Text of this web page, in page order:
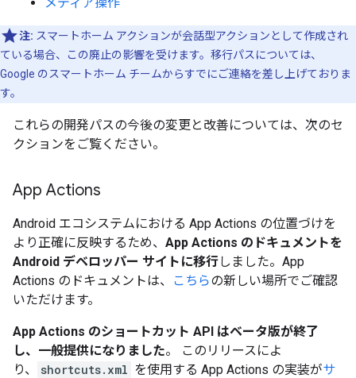
注: スマートホーム アクションが会話型アクションとして作成され
ている場合、この廃止の影響を受けます。移行パスについては、
Google のスマートホーム チームからすでにご連絡を差し上げておりま
す。
これらの開発パスの今後の変更と改善については、次のセ
クションをご覧ください。
App Actions
Android エコシステムにおける App Actions の位置づけを
より正確に反映するため、 App Actions のドキュメントを
Android デベロッパー サイトに移行しました。App
Actions のドキュメントは、
こちらの新しい場所でご確認
いただけます。
App Actions のショートカット API はベータ版が終了
し、一般提供になりました。 このリリースによ
り、
shortcuts.xml を使用する App Actions の実装がサ